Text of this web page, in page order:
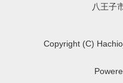
八王子
Copyright (C)